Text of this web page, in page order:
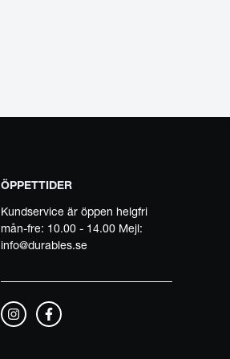
ÖPPETTIDER
Kundservice är öppen helgfri
mån-fre: 10.00 - 14.00 Mejl:
info@durables.se